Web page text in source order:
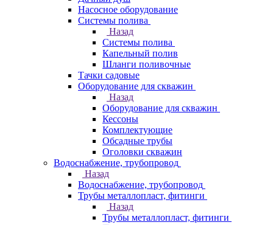
Насосное оборудование
Системы полива
Назад
Системы полива
Капельный полив
Шланги поливочные
Тачки садовые
Оборудование для скважин
Назад
Оборудование для скважин
Кессоны
Комплектующие
Обсадные трубы
Оголовки скважин
Водоснабжение, трубопровод
Назад
Водоснабжение, трубопровод
Трубы металлопласт, фитинги
Назад
Трубы металлопласт, фитинги